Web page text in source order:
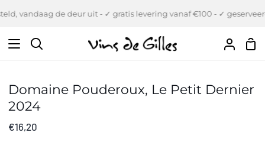
naar
inhoud
vandaag de deur uit - ✓ gratis levering vanaf €100 - ✓
Zoeken
Uw
Domaine Pouderoux, Le Petit Dernier
2024
€16,20